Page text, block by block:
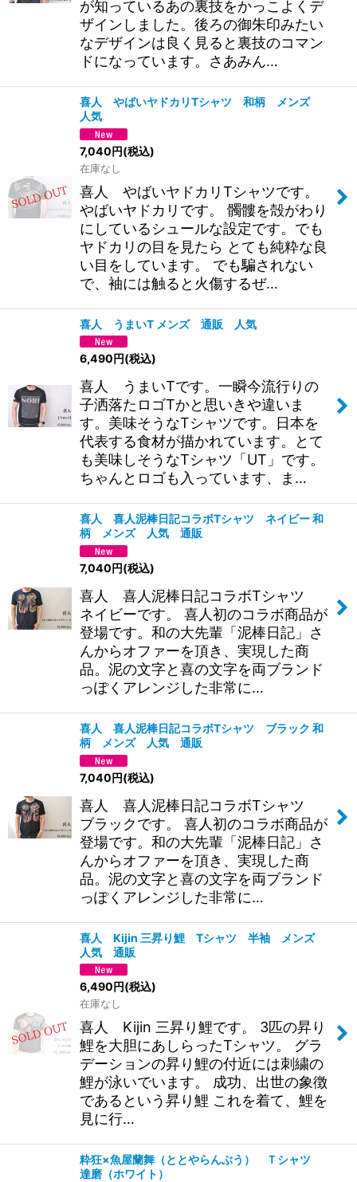
が知っているあの裏技をかっこよくデ
ザインしました。後ろの御朱印みたい
なデザインは良く見ると裏技のコマン
ドになっています。さあみん…
喜人 やばいヤドカリTシャツ 和柄 メンズ
人気
7,040円(税込)
在庫なし
喜人 やばいヤドカリTシャツです。
やばいヤドカリです。 髑髏を殻がわり
にしているシュールな設定です。でも
ヤドカリの目を見たら とても純粋な良
い目をしています。 でも騙されない
で、袖には触ると火傷するぜ…
喜人 うまいT メンズ 通販 人気
6,490円(税込)
喜人 うまいTです。一瞬今流行りの
子洒落たロゴTかと思いきや違いま
す。美味そうなTシャツです。日本を
代表する食材が描かれています。とて
も美味しそうなTシャツ「UT」です。
ちゃんとロゴも入っています、ま…
喜人 喜人泥棒日記コラボTシャツ ネイビー 和
柄 メンズ 人気 通販
7,040円(税込)
喜人 喜人泥棒日記コラボTシャツ
ネイビーです。 喜人初のコラボ商品が
登場です。和の大先輩「泥棒日記」さ
んからオファーを頂き、実現した商
品。泥の文字と喜の文字を両ブランド
っぽくアレンジした非常に…
喜人 喜人泥棒日記コラボTシャツ ブラック 和
柄 メンズ 人気 通販
7,040円(税込)
喜人 喜人泥棒日記コラボTシャツ
ブラックです。 喜人初のコラボ商品が
登場です。和の大先輩「泥棒日記」さ
んからオファーを頂き、実現した商
品。泥の文字と喜の文字を両ブランド
っぽくアレンジした非常に…
喜人 Kijin 三昇り鯉 Tシャツ 半袖 メンズ
人気 通販
6,490円(税込)
在庫なし
喜人 Kijin 三昇り鯉です。 3匹の昇り
鯉を大胆にあしらったTシャツ。 グラ
デーションの昇り鯉の付近には刺繍の
鯉が泳いでいます。 成功、出世の象徴
であるという昇り鯉 これを着て、鯉を
見に行…
粋狂×魚屋蘭舞（ととやらんぶう） Ｔシャツ
達磨（ホワイト）